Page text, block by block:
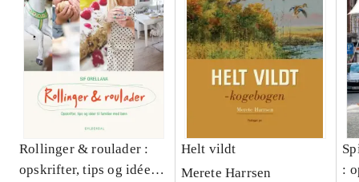
Rollinger & roulader :
opskrifter, tips og idéer
Helt vildt
Merete Harrsen
: